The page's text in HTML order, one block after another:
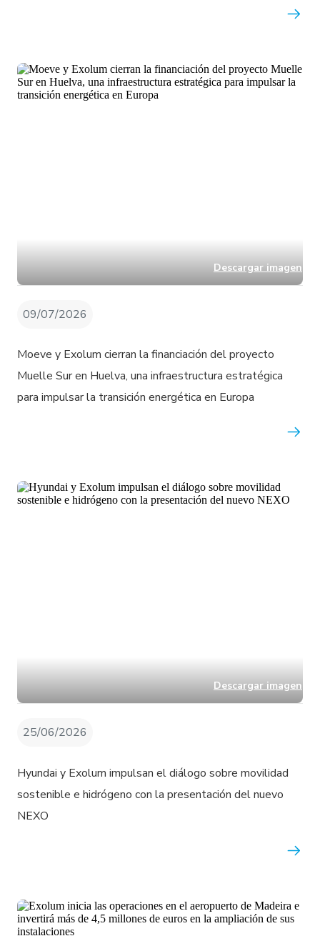
Descargar imagen
09/07/2026
Moeve y Exolum cierran la financiación del proyecto
Muelle Sur en Huelva, una infraestructura estratégica
para impulsar la transición energética en Europa
Descargar imagen
25/06/2026
Hyundai y Exolum impulsan el diálogo sobre movilidad
sostenible e hidrógeno con la presentación del nuevo
NEXO